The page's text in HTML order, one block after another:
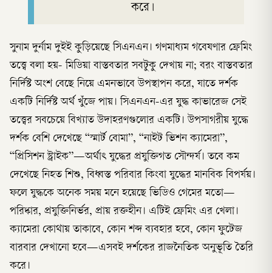
করে।
সুনাম দুর্নাম দুইই কুড়িয়েছে সিএনএন। গণমাধ্যম গবেষণার ফ্রেমিং
তত্ত্বে বলা হয়- মিডিয়া বাস্তবতার সবটুকু দেখায় না; বরং বাস্তবতার
নির্দিষ্ট অংশ বেছে নিয়ে এমনভাবে উপস্থাপন করে, যাতে দর্শক
একটি নির্দিষ্ট অর্থ খুঁজে পায়। সিএনএন-এর যুদ্ধ কাভারেজ সেই
তত্ত্বের সবচেয়ে বিখ্যাত উদাহরণগুলোর একটি। উপসাগরীয় যুদ্ধে
দর্শক বেশি দেখেছে “স্মার্ট বোমা”, “নাইট ভিশন ক্যামেরা”,
“প্রিসিশন স্ট্রাইক”—অর্থাৎ যুদ্ধের প্রযুক্তিগত সৌন্দর্য। তবে কম
দেখেছে নিহত শিশু, বিধ্বস্ত পরিবার কিংবা যুদ্ধের মানবিক বিপর্যয়।
ফলে যুদ্ধকে অনেক সময় মনে হয়েছে ভিডিও গেমের মতো—
পরিষ্কার, প্রযুক্তিনির্ভর, প্রায় রক্তহীন। এটিই ফ্রেমিং এর খেলা।
ক্যামেরা কোথায় তাকাবে, কোন শব্দ ব্যবহার হবে, কোন ফুটেজ
বারবার দেখানো হবে—এসবই দর্শকের রাজনৈতিক অনুভূতি তৈরি
করে।